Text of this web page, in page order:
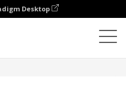
Desktop